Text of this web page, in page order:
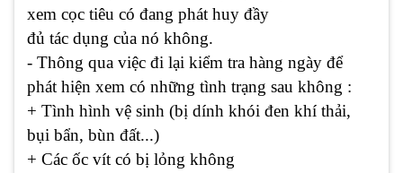
xem cọc tiêu có đang phát huy đầy
đủ tác dụng của nó không.
- Thông qua việc đi lại kiểm tra hàng ngày để
phát hiện xem có những tình trạng sau không :
+ Tình hình vệ sinh (bị dính khói đen khí thải,
bụi bẩn, bùn đất...)
+ Các ốc vít có bị lỏng không